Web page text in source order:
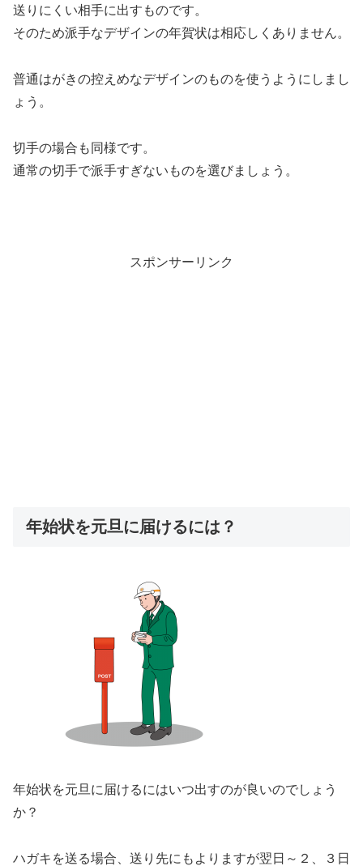
送りにくい相手に出すものです。
そのため派手なデザインの年賀状は相応しくありません。
普通はがきの控えめなデザインのものを使うようにしまし
ょう。
切手の場合も同様です。
通常の切手で派手すぎないものを選びましょう。
スポンサーリンク
年始状を元旦に届けるには？
年始状を元旦に届けるにはいつ出すのが良いのでしょう
か？
ハガキを送る場合、送り先にもよりますが翌日～２、３日